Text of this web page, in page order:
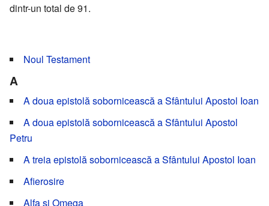
dintr-un total de 91.
Noul Testament
A
A doua epistolă sobornicească a Sfântului Apostol Ioan
A doua epistolă sobornicească a Sfântului Apostol
Petru
A treia epistolă sobornicească a Sfântului Apostol Ioan
Afierosire
Alfa și Omega